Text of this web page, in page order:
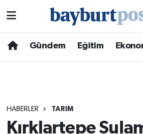
Gündem Eğitim
HABERLER TARIM
Kırklartepe
Hava Durumu